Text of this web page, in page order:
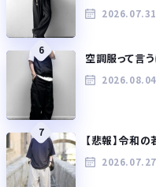
2026.07.31
6
空調服って言
2026.08.04
7
【悲報】令和
2026.07.27